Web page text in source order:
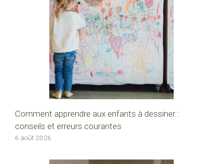
Comment apprendre aux enfants à dessiner :
conseils et erreurs courantes
6 août 2026